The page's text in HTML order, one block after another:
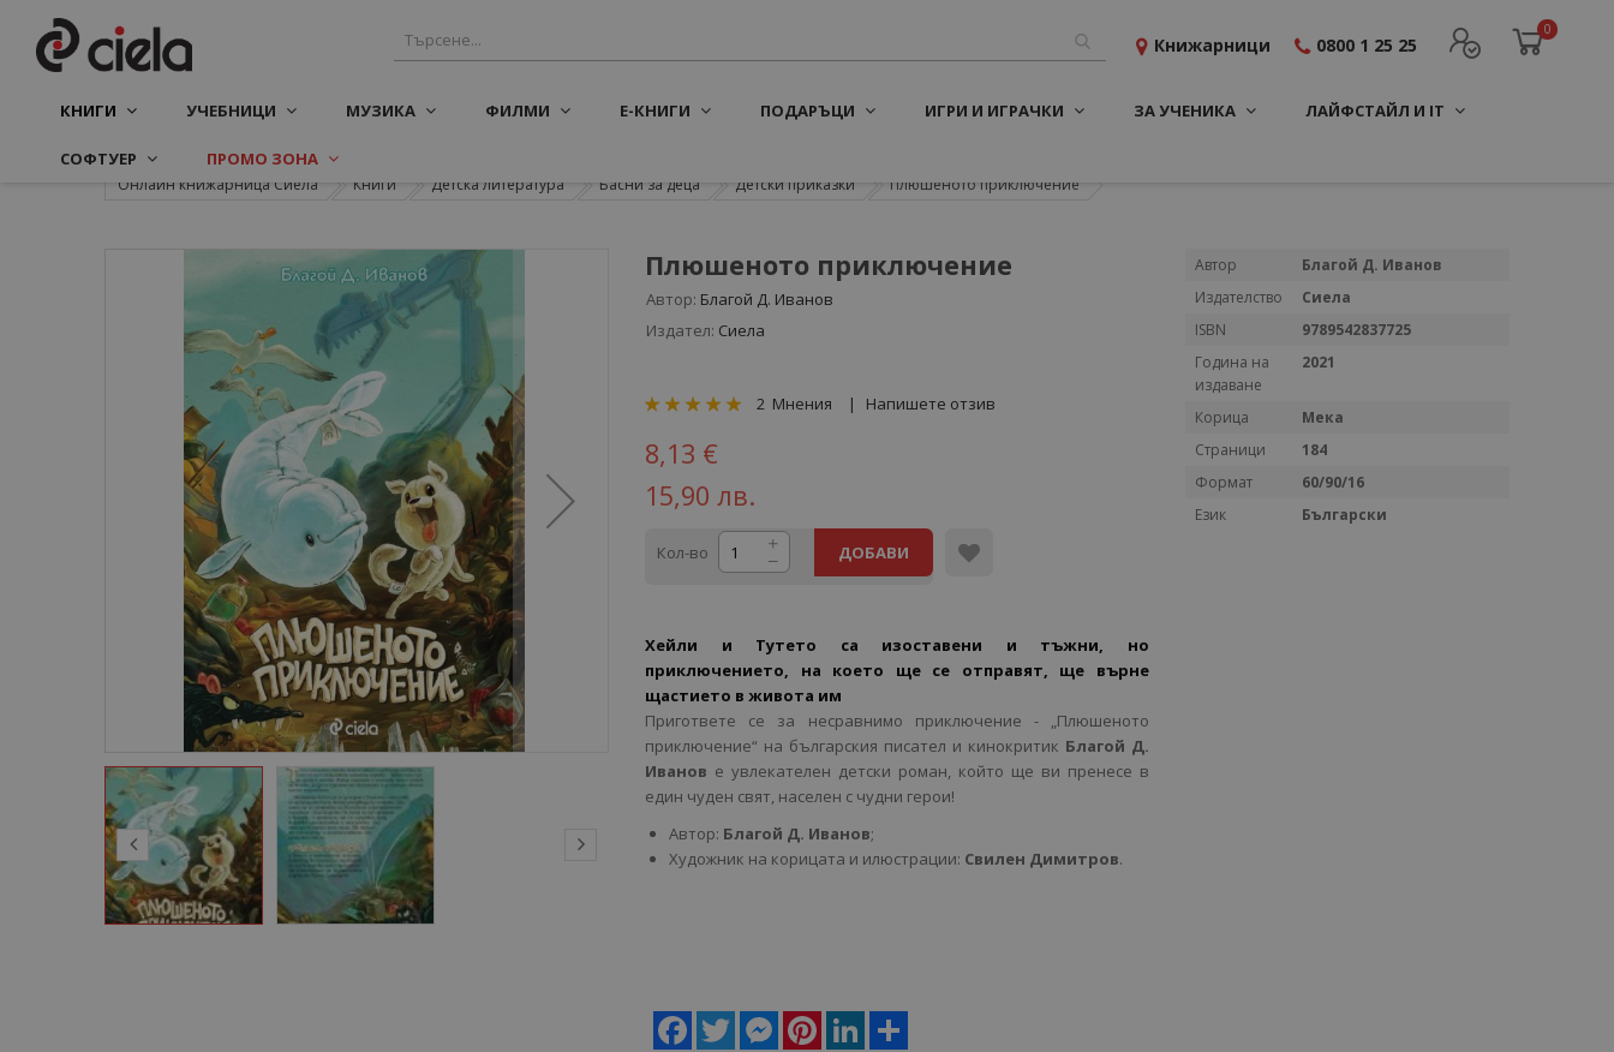
0
Книжарници 0800 1 25 25
КНИГИ УЧЕБНИЦИ МУЗИКА ФИЛМИ Е-КНИГИ ПОДАРЪЦИ ИГРИ И ИГРАЧКИ ЗА УЧЕНИКА ЛАЙФСТАЙЛ И IT
СОФТУЕР ПРОМО ЗОНА
Онлайн книжарница Сиела Книги Детска литература Басни за деца Детски приказки Плюшеното приключение
Плюшеното приключение
Автор: Благой Д. Иванов
Издател: Сиела
рейтинг:
2 Мнения Напишете отзив
8,13 €
15,90 лв.
Кол-во ДОБАВИ
Хейли и Тутето са изоставени и тъжни, но
приключението, на което ще се отправят, ще върне
щастието в живота им
Пригответе се за несравнимо приключение - „Плюшеното
приключение“ на българския писател и кинокритик Благой Д.
Иванов е увлекателен детски роман, който ще ви пренесе в
един чуден свят, населен с чудни герои!
Автор: Благой Д. Иванов;
Художник на корицата и илюстрации: Свилен Димитров.
Facebook
Twitter MessengerPinterestLinkedIn
Повече
Автор
Благой Д. Иванов
Издателство
Сиела
ISBN
9789542837725
Година на
издаване
2021
Корица
Мека
Страници
184
Формат
60/90/16
Език
Български